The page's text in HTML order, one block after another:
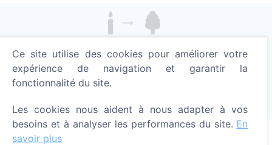
Allumer une bougie numérique - planter un arbre !
En savoir plus
Ce site utilise des cookies pour améliorer votre
expérience de navigation et garantir la
fonctionnalité du site.
Les cookies nous aident à nous adapter à vos
besoins et à analyser les performances du site. En
savoir plus